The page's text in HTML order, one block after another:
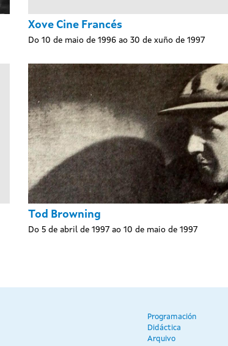
Xove Cine Francés
Do 10 de maio de 1996 ao 30 de xuño de 1997
Tod Browning
Do 5 de abril de 1997 ao 10 de maio de 1997
Programación
Didáctica
Arquivo